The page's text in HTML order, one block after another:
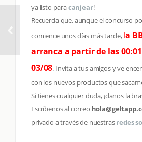
ya listo paracanjear!
Recuerda que, aunque el concurso
comience unos días más tarde,la
arranca a partir de las
03/08. Invita a tus amigos y ve
con los nuevos productos que
Si tienes cualquier duda, ¡danos la
Escríbenos al correo
privado a través de nuestrasredes